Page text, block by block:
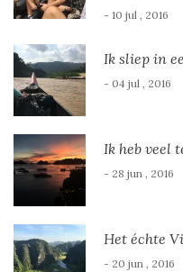
- 10 jul , 2016
Ik sliep in
- 04 jul , 2016
Ik heb veel
- 28 jun , 2016
Het échte
- 20 jun , 2016